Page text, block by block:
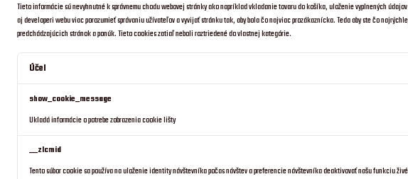
Tieto informácie sú nevyhnutné k správnemu chodu webovej stránky ako napríklad vkladanie tovaru do košíka, uloženie vyplnených
aj developeri webu viac porozumieť správaniu užívateľov a vyvijať stránku tak, aby bola čo najviac prozákaznícka. Teda aby ste čo
predchádzajúcich stránok a ponúk.Tieto cookies zatiaľ neboli roztriedené do vlastnej kategórie.
Účel
show_cookie_message
Ukladá informácie o potrebe zobrazenia cookie lišty
__zlcmid
Tento súbor cookie sa používa na uloženie identity návštevníka počas návštev a preferencie návštevníka deaktivovať našu funkciu